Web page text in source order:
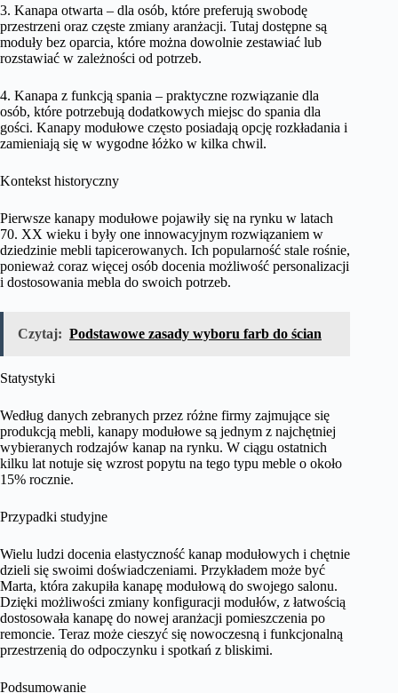
3. Kanapa otwarta – dla osób, które preferują swobodę
przestrzeni oraz częste zmiany aranżacji. Tutaj dostępne są
moduły bez oparcia, które można dowolnie zestawiać lub
rozstawiać w zależności od potrzeb.
4. Kanapa z funkcją spania – praktyczne rozwiązanie dla
osób, które potrzebują dodatkowych miejsc do spania dla
gości. Kanapy modułowe często posiadają opcję rozkładania i
zamieniają się w wygodne łóżko w kilka chwil.
Kontekst historyczny
Pierwsze kanapy modułowe pojawiły się na rynku w latach
70. XX wieku i były one innowacyjnym rozwiązaniem w
dziedzinie mebli tapicerowanych. Ich popularność stale rośnie,
ponieważ coraz więcej osób docenia możliwość personalizacji
i dostosowania mebla do swoich potrzeb.
Czytaj: Podstawowe zasady wyboru farb do ścian
Statystyki
Według danych zebranych przez różne firmy zajmujące się
produkcją mebli, kanapy modułowe są jednym z najchętniej
wybieranych rodzajów kanap na rynku. W ciągu ostatnich
kilku lat notuje się wzrost popytu na tego typu meble o około
15% rocznie.
Przypadki studyjne
Wielu ludzi docenia elastyczność kanap modułowych i chętnie
dzieli się swoimi doświadczeniami. Przykładem może być
Marta, która zakupiła kanapę modułową do swojego salonu.
Dzięki możliwości zmiany konfiguracji modułów, z łatwością
dostosowała kanapę do nowej aranżacji pomieszczenia po
remoncie. Teraz może cieszyć się nowoczesną i funkcjonalną
przestrzenią do odpoczynku i spotkań z bliskimi.
Podsumowanie